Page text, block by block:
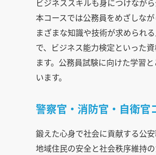
ビジネススキルも身につけなが
本コースでは公務員をめざしな
まざまな知識や技術が求められ
で、ビジネス能力検定といった
ます。公務員試験に向けた学習
います。
警察官・消防官・自衛官
鍛えた心身で社会に貢献する公
地域住民の安全と社会秩序維持